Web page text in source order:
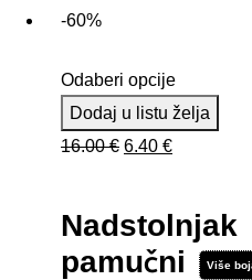
Više
-60%
Odaberi opcije
Dodaj u listu želja
16.00€ Izvorna
je:
16.00 €.
6.40 €Trenutna
6.40 €.
Nadstolnjak
pamučni